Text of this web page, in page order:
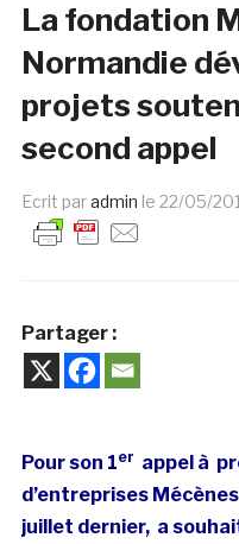
La fondation
Normandie
projets
second appel
Ecrit paradmin le 22/05/
Partager :
Pour son 1er appel à
d’entreprises
juillet dernier, a